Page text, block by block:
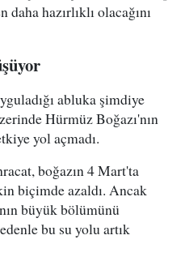
hazırlıklı olacağını
abluka şimdiye
Hürmüz Boğazı'nın
yol açmadı.
boğazın 4 Mart'ta
biçimde azaldı. Ancak
büyük bölümünü
bu su yolu artık